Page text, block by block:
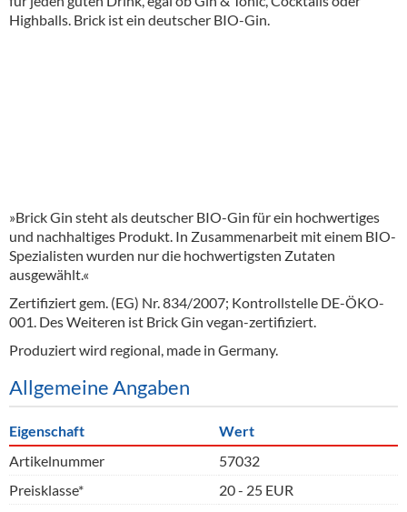
Highballs. Brick ist ein deutscher BIO-Gin.
»Brick Gin steht als deutscher BIO-Gin für ein hochwertiges
und nachhaltiges Produkt. In Zusammenarbeit mit einem BIO-
Spezialisten wurden nur die hochwertigsten Zutaten
ausgewählt.«
Zertifiziert gem. (EG) Nr. 834/2007; Kontrollstelle DE-ÖKO-
001. Des Weiteren ist Brick Gin vegan-zertifiziert.
Produziert wird regional, made in Germany.
Allgemeine Angaben
Eigenschaft
Wert
Artikelnummer
57032
Preisklasse*
20 - 25 EUR